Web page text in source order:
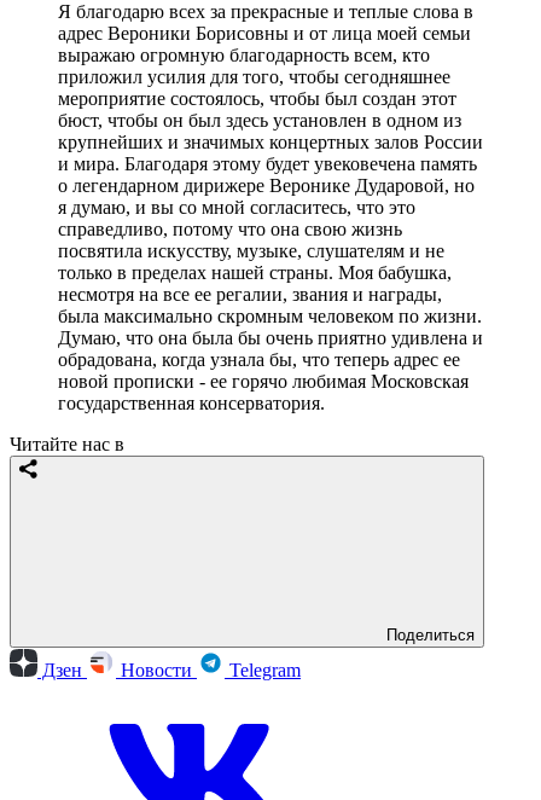
Я благодарю всех за прекрасные и теплые слова в
адрес Вероники Борисовны и от лица моей семьи
выражаю огромную благодарность всем, кто
приложил усилия для того, чтобы сегодняшнее
мероприятие состоялось, чтобы был создан этот
бюст, чтобы он был здесь установлен в одном из
крупнейших и значимых концертных залов России
и мира. Благодаря этому будет увековечена память
о легендарном дирижере Веронике Дударовой, но
я думаю, и вы со мной согласитесь, что это
справедливо, потому что она свою жизнь
посвятила искусству, музыке, слушателям и не
только в пределах нашей страны. Моя бабушка,
несмотря на все ее регалии, звания и награды,
была максимально скромным человеком по жизни.
Думаю, что она была бы очень приятно удивлена и
обрадована, когда узнала бы, что теперь адрес ее
новой прописки - ее горячо любимая Московская
государственная консерватория.
Читайте нас в
Поделиться
Дзен Новости Telegram